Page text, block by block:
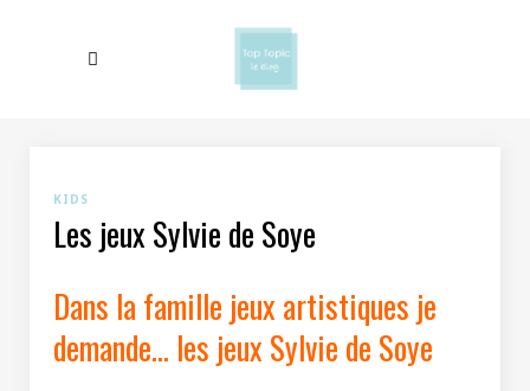
KIDS
Les jeux Sylvie de Soye
Dans la famille jeux artistiques je
demande… les jeux Sylvie de Soye